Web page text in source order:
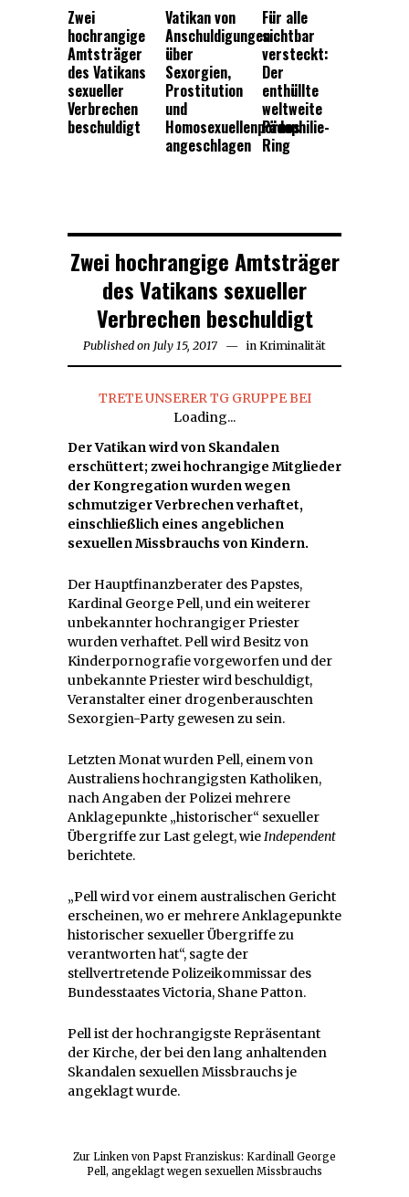
Zwei
hochrangige
Amtsträger
des Vatikans
sexueller
Verbrechen
beschuldigt
Vatikan von
Anschuldigungen
über
Sexorgien,
Prostitution
und
Homosexuellenpornos
angeschlagen
Für alle
sichtbar
versteckt:
Der
enthüllte
weltweite
Pädophilie-
Ring
Zwei hochrangige Amtsträger
des Vatikans sexueller
Verbrechen beschuldigt
Published on July 15, 2017 July
in Kriminalität
TRETE UNSERER TG GRUPPE BEI
Loading...
Der Vatikan wird von Skandalen
erschüttert; zwei hochrangige Mitglieder
der Kongregation wurden wegen
schmutziger Verbrechen verhaftet,
einschließlich eines angeblichen
sexuellen Missbrauchs von Kindern.
Der Hauptfinanzberater des Papstes,
Kardinal George Pell, und ein weiterer
unbekannter hochrangiger Priester
wurden verhaftet. Pell wird Besitz von
Kinderpornografie vorgeworfen und der
unbekannte Priester wird beschuldigt,
Veranstalter einer drogenberauschten
Sexorgien-Party gewesen zu sein.
Letzten Monat wurden Pell, einem von
Australiens hochrangigsten Katholiken,
nach Angaben der Polizei mehrere
Anklagepunkte „historischer“ sexueller
Übergriffe zur Last gelegt, wieIndependent
berichtete.
„Pell wird vor einem australischen Gericht
erscheinen, wo er mehrere Anklagepunkte
historischer sexueller Übergriffe zu
verantworten hat“, sagte der
stellvertretende Polizeikommissar des
Bundesstaates Victoria, Shane Patton.
Pell ist der hochrangigste Repräsentant
der Kirche, der bei den lang anhaltenden
Skandalen sexuellen Missbrauchs je
angeklagt wurde.
Zur Linken von Papst Franziskus: Kardinall George
Pell, angeklagt wegen sexuellen Missbrauchs